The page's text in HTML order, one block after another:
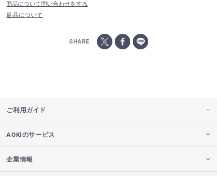
商品について問い合わせをする
返品について
SHARE
ご利用ガイド
AOKIのサービス
企業情報